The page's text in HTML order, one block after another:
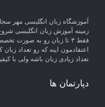
زمینه آموزش زبان انگلیسی
فقط ۳ تا زبان رو به صورت
اعتقادمون اینه که رو تعداد
تعداد زیادی زبان باشه ولی با
دپارتمان ها